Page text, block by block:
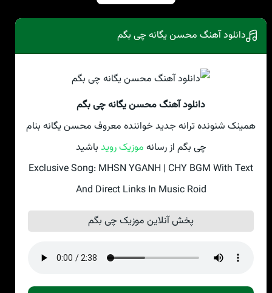
دانلود آهنگ محسن یگانه چی بگم
دانلود آهنگ محسن یگانه چی بگم
همینک شنونده ترانه جدید خواننده معروف محسن یگانه بنام
چی بگم از رسانه موزیک روید باشید
Exclusive Song: MHSN YGANH | CHY BGM With Text
And Direct Links In Music Roid
پخش آنلاین موزیک چی بگم